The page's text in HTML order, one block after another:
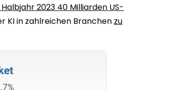
2023 40 Milliarden US-
KI in zahlreichen Branchen zu